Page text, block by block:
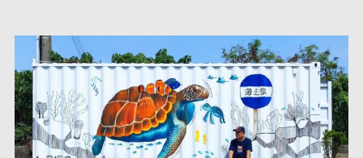
content